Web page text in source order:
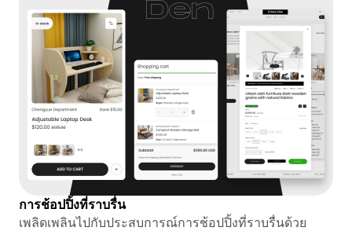
การช้อปปิ้งที่ราบรื่น
เพลิดเพลินไปกับประสบการณ์การช้อปปิ้งที่ราบรื่นด้วย